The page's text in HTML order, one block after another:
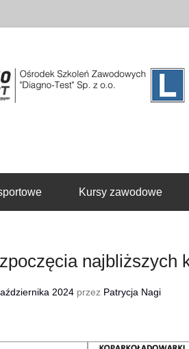
Kursy zawodowe
najbliższych
2024 przez Patrycja Nagi